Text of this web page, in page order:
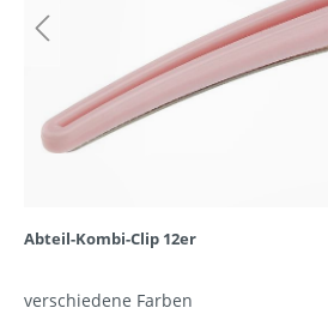
Abteil-Kombi-Clip 12er
verschiedene Farben